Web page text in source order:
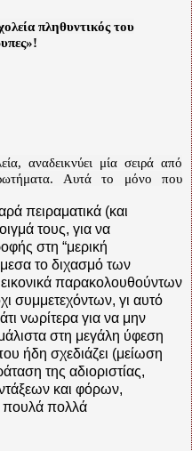
πληθυντικός του
αναδεικνύει μία σειρά από
Αυτά το μόνο που
πειραματικά (και
τους, για να
στη “μερική
το διχασμό των
παρακολουθούντων
συμμετεχόντων, γι αυτό
νωρίτερα για να μην
στη μεγάλη ύφεση
ήδη σχεδιάζει (μείωση
της αδιοριστίας,
και φόρων,
πουλά πολλά